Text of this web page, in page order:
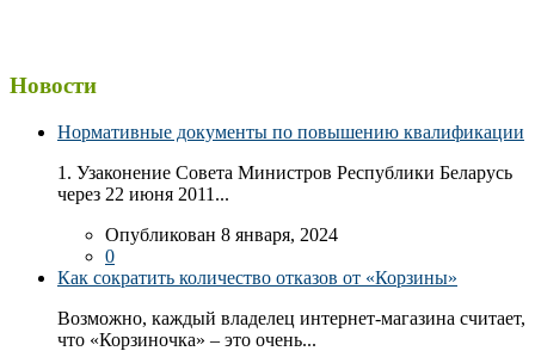
Новости
Нормативные документы по повышению квалификации
1. Узаконение Совета Министров Республики Беларусь
через 22 июня 2011...
Опубликован 8 января, 2024
0
Как сократить количество отказов от «Корзины»
Возможно, каждый владелец интернет-магазина считает,
что «Корзиночка» – это очень...